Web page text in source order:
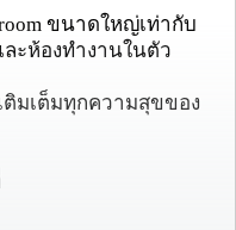
ขนาดใหญ่เท่ากับ
ะห้องทํางานในตัว
ติมเต็มทุกความสุขของ